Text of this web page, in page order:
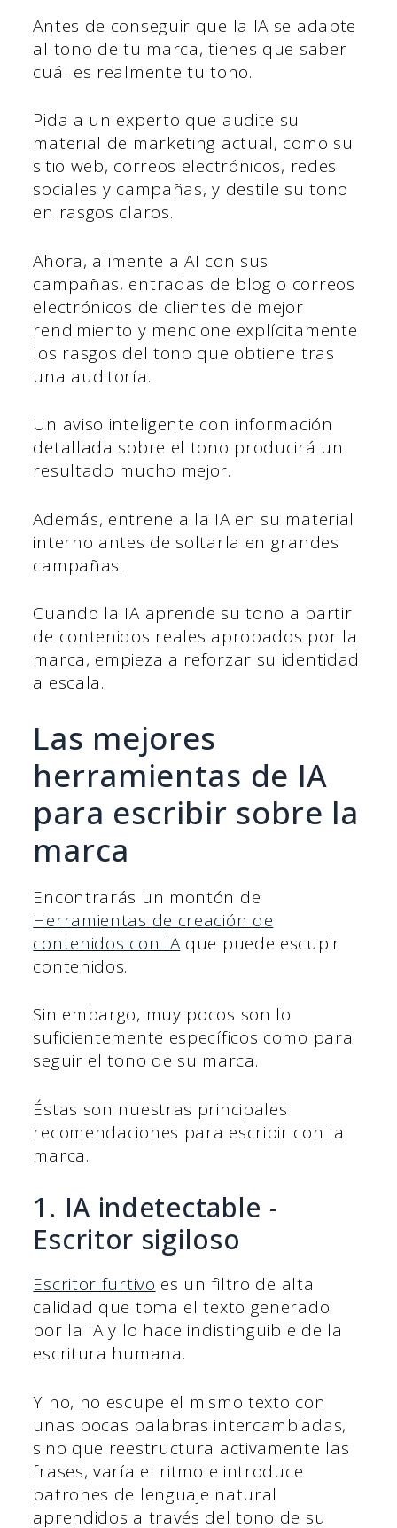
Antes de conseguir que la IA se adapte
al tono de tu marca, tienes que saber
cuál es realmente tu tono.
Pida a un experto que audite su
material de marketing actual, como su
sitio web, correos electrónicos, redes
sociales y campañas, y destile su tono
en rasgos claros.
Ahora, alimente a AI con sus
campañas, entradas de blog o correos
electrónicos de clientes de mejor
rendimiento y mencione explícitamente
los rasgos del tono que obtiene tras
una auditoría.
Un aviso inteligente con información
detallada sobre el tono producirá un
resultado mucho mejor.
Además, entrene a la IA en su material
interno antes de soltarla en grandes
campañas.
Cuando la IA aprende su tono a partir
de contenidos reales aprobados por la
marca, empieza a reforzar su identidad
a escala.
Las mejores
herramientas de IA
para escribir sobre la
marca
Encontrarás un montón de
Herramientas de creación de
contenidos con IAque puede escupir
contenidos.
Sin embargo, muy pocos son lo
suficientemente específicos como para
seguir el tono de su marca.
Éstas son nuestras principales
recomendaciones para escribir con la
marca.
1. IA indetectable -
Escritor sigiloso
Escritor furtivo es un filtro de alta
calidad que toma el texto generado
por la IA y lo hace indistinguible de la
escritura humana.
Y no, no escupe el mismo texto con
unas pocas palabras intercambiadas,
sino que reestructura activamente las
frases, varía el ritmo e introduce
patrones de lenguaje natural
aprendidos a través del tono de su